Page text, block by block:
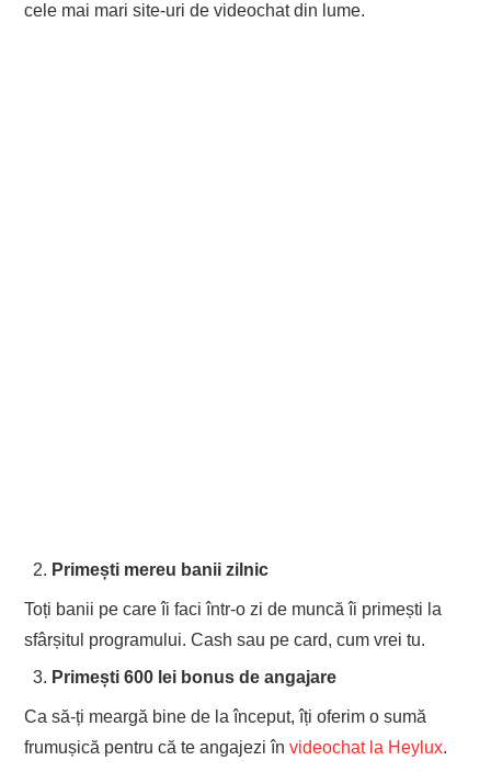
cele mai mari site-uri de videochat din lume.
Primești mereu banii zilnic
Toți banii pe care îi faci într-o zi de muncă îi primești la
sfârșitul programului. Cash sau pe card, cum vrei tu.
Primești 600 lei bonus de angajare
Ca să-ți meargă bine de la început, îți oferim o sumă
frumușică pentru că te angajezi învideochat la Heylux.